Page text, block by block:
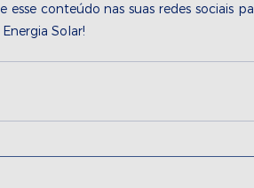
esse conteúdo nas suas redes sociais
Solar!